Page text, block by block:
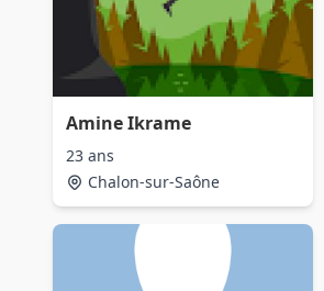
Amine Ikrame
23 ans
Chalon-sur-Saône